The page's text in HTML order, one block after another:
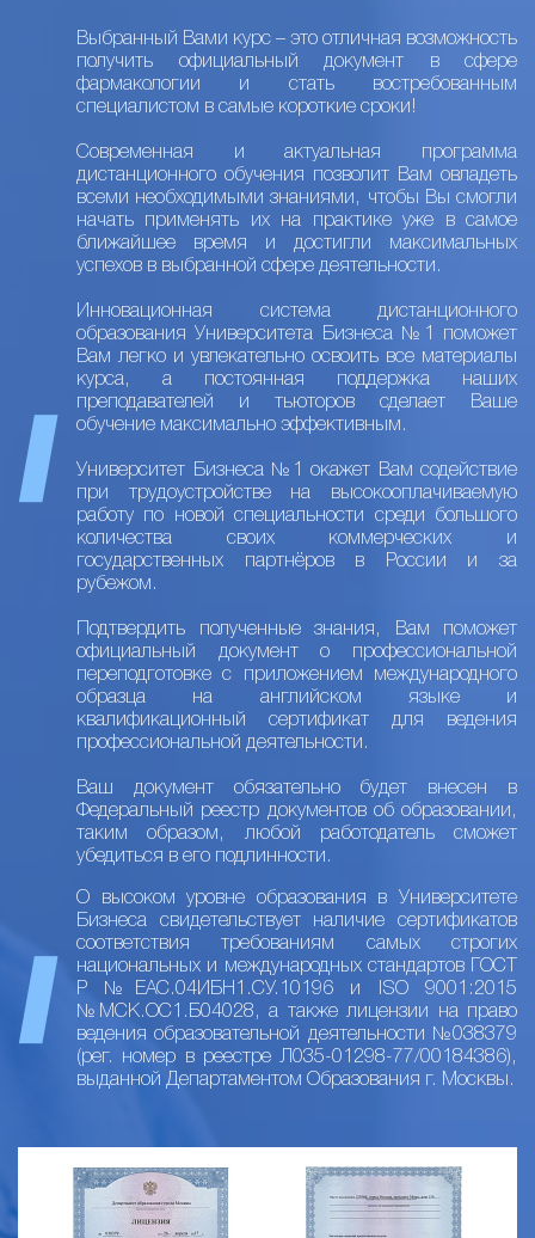
Выбранный Вами курс – это отличная возможность
получить официальный документ в сфере
фармакологии и стать востребованным
специалистом в самые короткие сроки!
Современная и актуальная программа
дистанционного обучения позволит Вам овладеть
всеми необходимыми знаниями, чтобы Вы смогли
начать применять их на практике уже в самое
ближайшее время и достигли максимальных
успехов в выбранной сфере деятельности.
Инновационная система дистанционного
образования Университета Бизнеса №1 поможет
Вам легко и увлекательно освоить все материалы
курса, а постоянная поддержка наших
преподавателей и тьюторов сделает Ваше
обучение максимально эффективным.
Университет Бизнеса №1 окажет Вам содействие
при трудоустройстве на высокооплачиваемую
работу по новой специальности среди большого
количества своих коммерческих и
государственных партнёров в России и за
рубежом.
Подтвердить полученные знания, Вам поможет
официальный документ о профессиональной
переподготовке с приложением международного
образца на английском языке и
квалификационный сертификат для ведения
профессиональной деятельности.
Ваш документ обязательно будет внесен в
Федеральный реестр документов об образовании,
таким образом, любой работодатель сможет
убедиться в его подлинности.
О высоком уровне образования в Университете
Бизнеса свидетельствует наличие сертификатов
соответствия требованиям самых строгих
национальных и международных стандартов ГОСТ
Р №ЕАС.04ИБН1.СУ.10196 и ISO 9001:2015
№МСК.ОС1.Б04028, а также лицензии на право
ведения образовательной деятельности №038379
(рег. номер в реестре Л035-01298-77/00184386),
выданной Департаментом Образования г. Москвы.